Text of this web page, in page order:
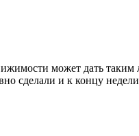
может дать
сделали и к концу